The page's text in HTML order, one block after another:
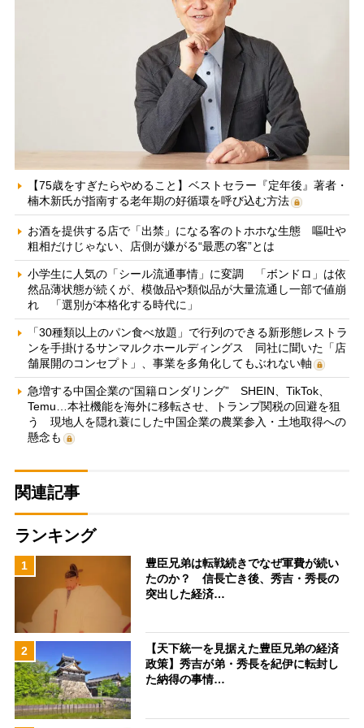
【75歳をすぎたらやめること】ベストセラー『定年後』著者・
楠木新氏が指南する老年期の好循環を呼び込む方法
お酒を提供する店で「出禁」になる客のトホホな生態 嘔吐や
粗相だけじゃない、店側が嫌がる“最悪の客”とは
小学生に人気の「シール流通事情」に変調 「ボンドロ」は依
然品薄状態が続くが、模倣品や類似品が大量流通し一部で値崩
れ 「選別が本格化する時代に」
「30種類以上のパン食べ放題」で行列のできる新形態レストラ
ンを手掛けるサンマルクホールディングス 同社に聞いた「店
舗展開のコンセプト」、事業を多角化してもぶれない軸
急増する中国企業の“国籍ロンダリング” SHEIN、TikTok、
Temu…本社機能を海外に移転させ、トランプ関税の回避を狙
う 現地人を隠れ蓑にした中国企業の農業参入・土地取得への
懸念も
関連記事
ランキング
1
豊臣兄弟は転戦続きでなぜ軍費が続い
たのか？ 信長亡き後、秀吉・秀長の
突出した経済…
2
【天下統一を見据えた豊臣兄弟の経済
政策】秀吉が弟・秀長を紀伊に転封し
た納得の事情…